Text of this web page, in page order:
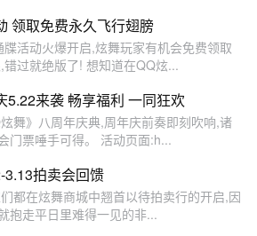
领取免费永久飞行翅膀
活动火爆开启,炫舞玩家有机会免费领取
过就绝版了! 想知道在QQ炫...
5.22来袭 畅享福利 一同狂欢
舞》八周年庆典,周年庆前奏即刻吹响,诸
门票唾手可得。 活动页面:h...
3.13拍卖会回馈
都在炫舞商城中翘首以待拍卖行的开启,因
抱走平日里难得一见的非...